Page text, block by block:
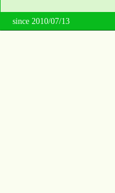
since 2010/07/13